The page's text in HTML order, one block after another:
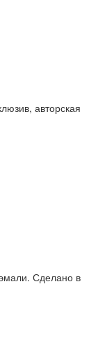
авторская
Сделано в